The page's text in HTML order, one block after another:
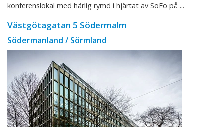
konferenslokal med härlig rymd i hjärtat av SoFo på ...
Västgötagatan 5 Södermalm
Södermanland / Sörmland